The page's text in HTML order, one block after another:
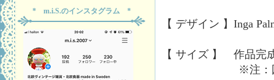
* m.i.S.のインスタグラム *
【 デザイン 】Inga
【 サイズ 】 作品
※注：図案に記